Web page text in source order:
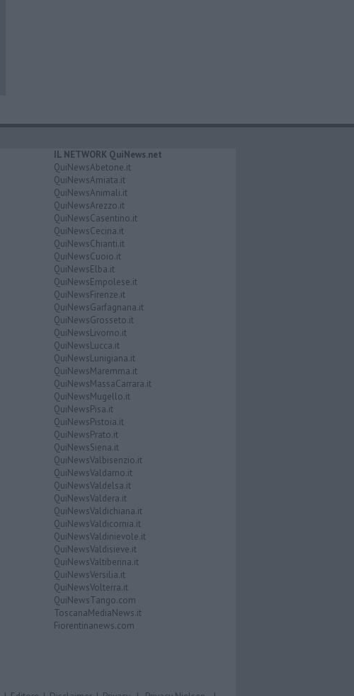
IL NETWORK QuiNews.net
QuiNewsAbetone.it
QuiNewsAmiata.it
QuiNewsAnimali.it
QuiNewsArezzo.it
QuiNewsCasentino.it
QuiNewsCecina.it
QuiNewsChianti.it
QuiNewsCuoio.it
QuiNewsElba.it
QuiNewsEmpolese.it
QuiNewsFirenze.it
QuiNewsGarfagnana.it
QuiNewsGrosseto.it
QuiNewsLivorno.it
QuiNewsLucca.it
QuiNewsLunigiana.it
QuiNewsMaremma.it
QuiNewsMassaCarrara.it
QuiNewsMugello.it
QuiNewsPisa.it
QuiNewsPistoia.it
QuiNewsPrato.it
QuiNewsSiena.it
QuiNewsValbisenzio.it
QuiNewsValdarno.it
QuiNewsValdelsa.it
QuiNewsValdera.it
QuiNewsValdichiana.it
QuiNewsValdicornia.it
QuiNewsValdinievole.it
QuiNewsValdisieve.it
QuiNewsValtiberina.it
QuiNewsVersilia.it
QuiNewsVolterra.it
QuiNewsTango.com
ToscanaMediaNews.it
Fiorentinanews.com